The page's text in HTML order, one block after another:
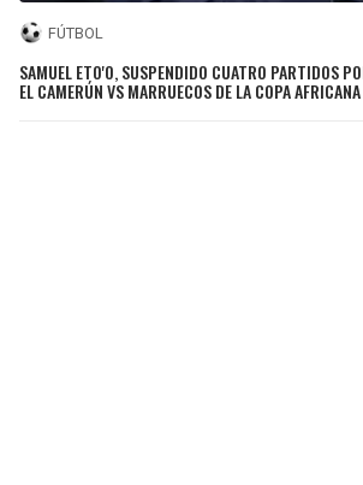
FÚTBOL
SAMUEL ETO'O, SUSPENDIDO CUATRO PARTIDOS
EL CAMERÚN VS MARRUECOS DE LA COPA AFRICANA